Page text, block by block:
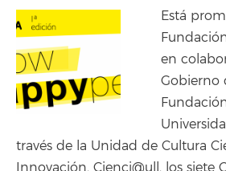
Está
en
Gobierno
través de la Unidad de Cultura
Innovación, Cienci@ull, los siete